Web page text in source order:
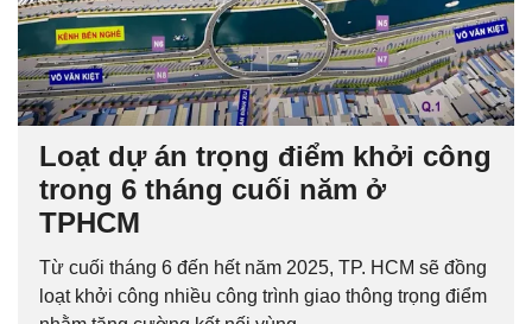
Loạt dự án trọng điểm khởi công
trong 6 tháng cuối năm ở
TPHCM
Từ cuối tháng 6 đến hết năm 2025, TP. HCM sẽ đồng
loạt khởi công nhiều công trình giao thông trọng điểm